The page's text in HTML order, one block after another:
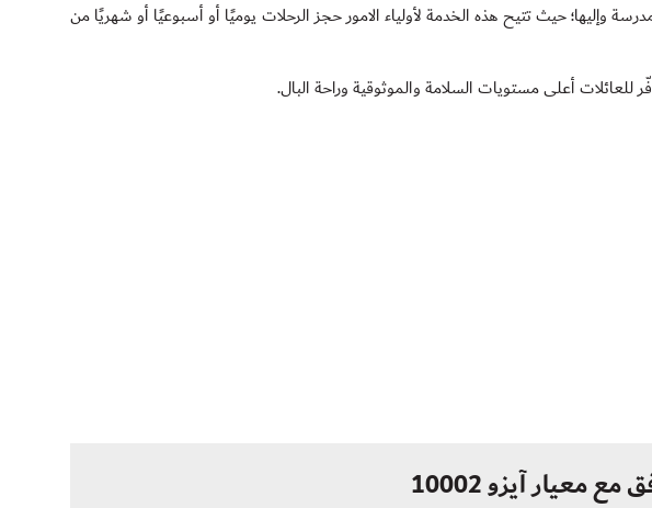
وإليها؛ حيث تتيح هذه الخدمة لأولياء الامور حجز الرحلات يوميًا أو أسبوعيًا أو شهريًا من
أعلى مستويات السلامة والموثوقية وراحة البال.
معيار آيزو 10002